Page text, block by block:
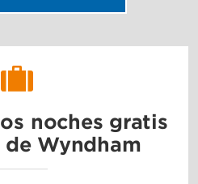
noches gratis
Wyndham